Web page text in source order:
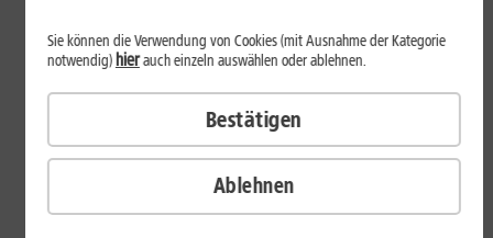
Tests & Vergleiche
Ablehnen
Sie können die Verwendung von Cookies (mit Ausnahme der Kategorie
notwendig) hierauch einzeln auswählen oder ablehnen.
Bestätigen